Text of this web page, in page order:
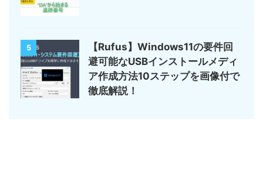
5
【Rufus】Windows11の要件回
避可能なUSBインストールメディ
ア作成方法10ステップを画像付で
徹底解説！